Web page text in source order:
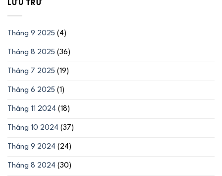
LƯU TRỮ
Tháng 9 2025 (4)
Tháng 8 2025 (36)
Tháng 7 2025 (19)
Tháng 6 2025 (1)
Tháng 11 2024 (18)
Tháng 10 2024 (37)
Tháng 9 2024 (24)
Tháng 8 2024 (30)